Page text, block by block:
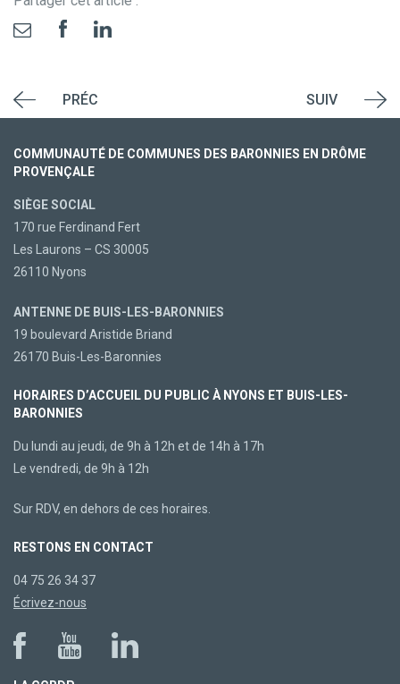
PRÉC SUIV
COMMUNAUTÉ DE COMMUNES DES BARONNIES EN DRÔME
PROVENÇALE
SIÈGE SOCIAL
170 rue Ferdinand Fert
Les Laurons – CS 30005
26110 Nyons
ANTENNE DE BUIS-LES-BARONNIES
19 boulevard Aristide Briand
26170 Buis-Les-Baronnies
HORAIRES D’ACCUEIL DU PUBLIC À NYONS ET BUIS-LES-
BARONNIES
Du lundi au jeudi, de 9h à 12h et de 14h à 17h
Le vendredi, de 9h à 12h
Sur RDV, en dehors de ces horaires.
RESTONS EN CONTACT
04 75 26 34 37
Écrivez-nous